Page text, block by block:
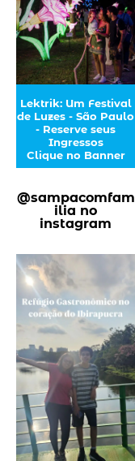
Lektrik: Um Festival
de Luzes - São Paulo
- Reserve seus
Ingressos
Clique no Banner
@sampacomfam
ilia no
instagram